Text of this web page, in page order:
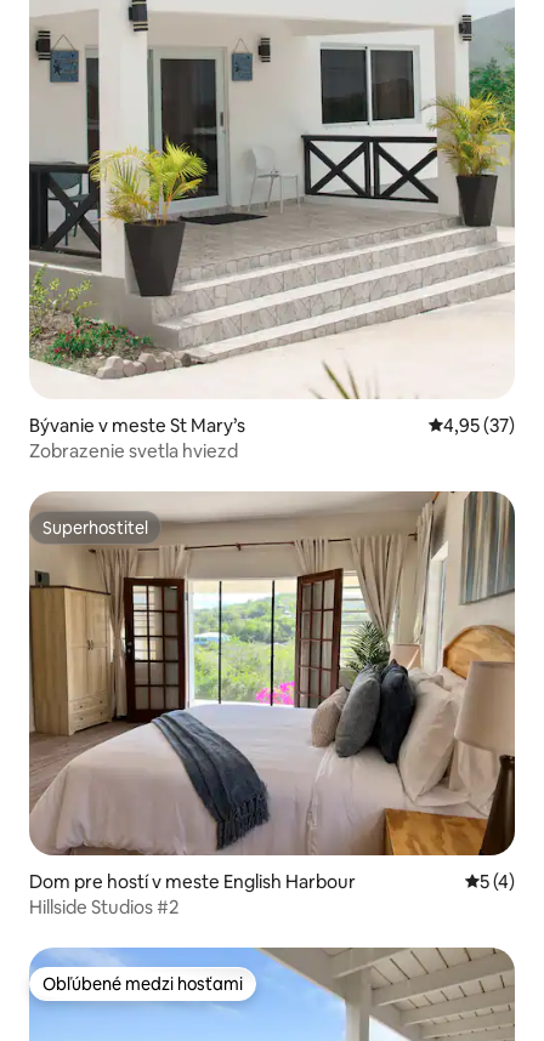
Bývanie v meste St Mary’s Priemerné
4,95 (37)
Zobrazenie svetla hviezd
Superhostiteľ
Superhostiteľ
Dom pre hostí v meste English Harbour
5 (4)
Hillside Studios #2
Obľúbené medzi hosťami
Obľúbené medzi hosťami